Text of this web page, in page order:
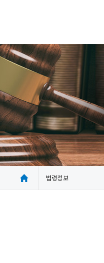
법령정보